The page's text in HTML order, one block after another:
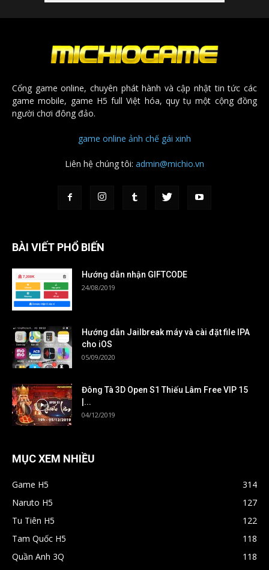
Cổng game online, chuyên phát hành và cập nhật tin tức các
game mobile, game H5 full Việt hóa, quy tụ một cộng đồng
người chơi đông đảo.
game online ảnh chế gái xinh
Liên hệ chúng tôi: admin@michio.vn
BÀI VIẾT PHỔ BIẾN
Hướng dẫn nhận GIFTCODE
24/08/2019
Hướng dẫn Jailbreak máy và cài đặt file IPA
cho iOS
05/09/2020
Đông Tà 3D Open S1 Thiếu Lâm Free VIP 15
|...
04/12/2019
MỤC XEM NHIỀU
Game H5
314
Naruto H5
127
Tu Tiên H5
122
Tam Quốc H5
118
Quần Anh 3Q
118